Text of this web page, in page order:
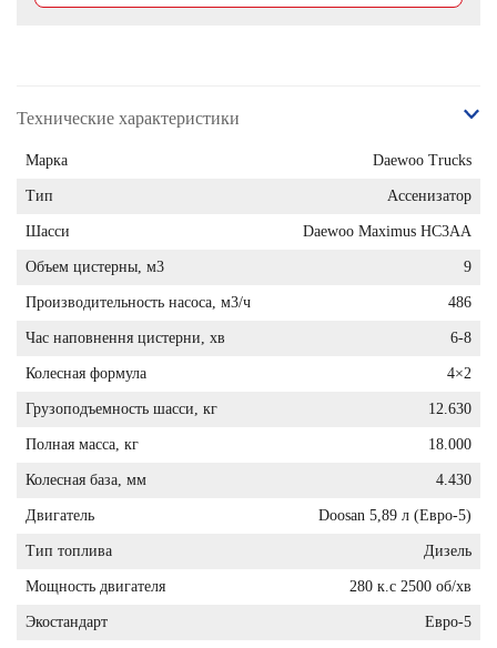
Технические характеристики
Марка Daewoo Trucks
Тип Ассенизатор
Шасси Daewoo Maximus HC3AA
Объем цистерны, м3 9
Производительность насоса, м3/ч 486
Час наповнення цистерни, хв 6-8
Колесная формула 4×2
Грузоподъемность шасси, кг 12.630
Полная масса, кг 18.000
Колесная база, мм 4.430
Двигатель Doosan 5,89 л (Евро-5)
Тип топлива Дизель
Мощность двигателя 280 к.с 2500 об/хв
Экостандарт Евро-5